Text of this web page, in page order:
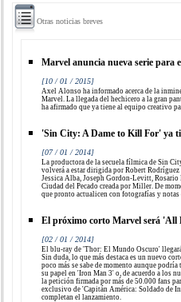
Otras noticias breves
Marvel anuncia nueva serie para
[10 / 01 / 2015]
Axel Alonso ha informado acerca de la
Marvel. La llegada del hechicero a la gran
ha afirmado que ya tiene al equipo creativo
'Sin City: A Dame to Kill For' ya
[07 / 01 / 2014]
La productora de la secuela fílmica de Sin
volverá a estar dirigida por Robert
Jessica Alba, Joseph Gordon-Levitt,
Ciudad del Pecado creada por Miller. De
que pronto actualicen con fotografías y
El próximo corto Marvel será 'All
[02 / 01 / 2014]
El blu-ray de 'Thor: El Mundo Oscuro'
Sin duda, lo que más destaca es un nuevo
poco más se sabe de momento aunque
su papel en 'Iron Man 3' o, de acuerdo a los
la petición firmada por más de 50.000 fans
exclusivo de 'Capitán América: Soldado de
completan el lanzamiento.